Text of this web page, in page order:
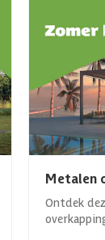
Metalen
Ontdek